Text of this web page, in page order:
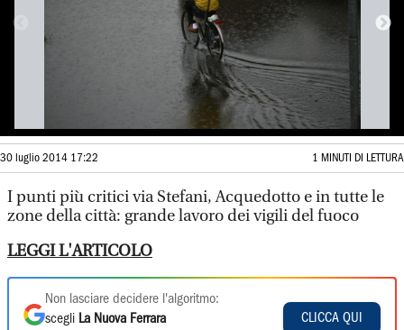
30 luglio 2014 17:22 1 MINUTI DI LETTURA
I punti più critici via Stefani, Acquedotto e in tutte le
zone della città: grande lavoro dei vigili del fuoco
LEGGI L'ARTICOLO
Non lasciare decidere l'algoritmo:
scegli La Nuova Ferrara
CLICCA QUI